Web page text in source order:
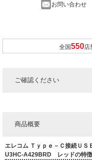
お問い合わせ
全国 店
ご確認ください
商品概要
エレコム Ｔｙｐｅ－Ｃ接続ＵＳ
U3HC-A429BRD レッドの特徴